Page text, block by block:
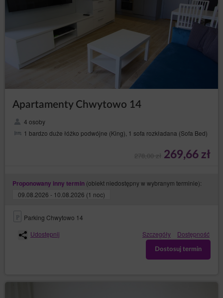
Apartamenty Chwytowo 14
4 osoby
1 bardzo duże łóżko podwójne (King), 1 sofa rozkładana (Sofa Bed)
278,00 zł 269,66 zł
Proponowany inny termin (obiekt niedostępny w wybranym terminie):
09.08.2026 - 10.08.2026 (1 noc)
Parking Chwytowo 14
Udostępnij
Szczegóły Dostępność
Dostosuj termin